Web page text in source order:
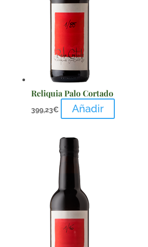
Reliquia Palo Cortado
399,23€ Añadir